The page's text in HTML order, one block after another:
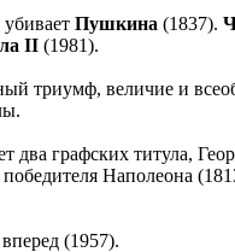
убивает Пушкина (1837).
II (1981).
величие и
графских титула,
победителя Наполеона
(1957).